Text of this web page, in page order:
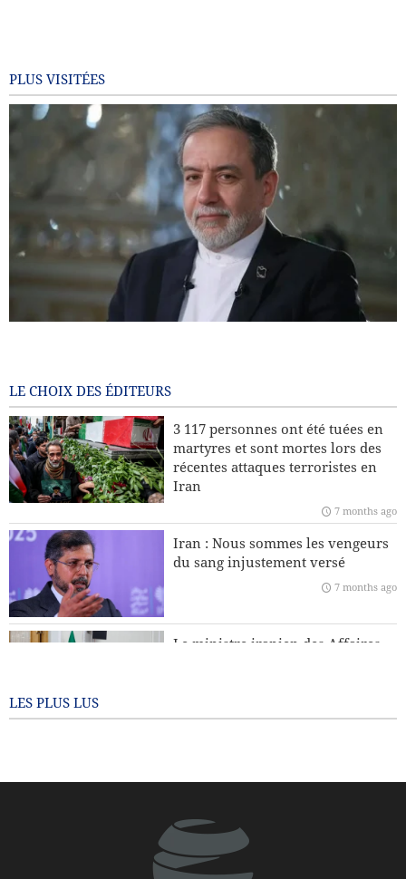
PLUS VISITÉES
Pourquoi l’Iran insiste-t-il sur son droit à l’enrichissement
nucléaire à des fins civiles ?
Leader : La récente sédition était américaine et le président
américain en est le principal coupable
L’Europe fera-t-elle appel à l’Iran et au Yémen pour
protéger le Groenland face aux États-Unis ?
Téhéran dénonce les accusations de l’Argentine contre le
CGRI
LE CHOIX DES ÉDITEURS
3 117 personnes ont été tuées en
martyres et sont mortes lors des
récentes attaques terroristes en
Iran
7 months ago
Iran : Nous sommes les vengeurs
du sang injustement versé
7 months ago
Le ministre iranien des Affaires
LES PLUS LUS